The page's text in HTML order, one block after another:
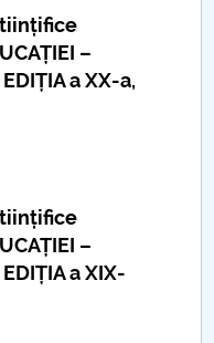
–
a XX-a,
–
a XIX-